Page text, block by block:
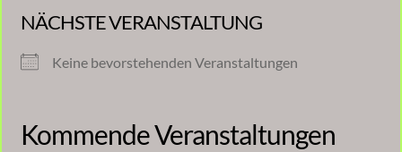
NÄCHSTE VERANSTALTUNG
Keine bevorstehenden Veranstaltungen
Kommende Veranstaltungen